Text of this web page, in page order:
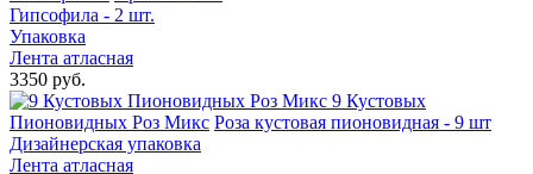
Гипсофила - 2 шт.
Упаковка
Лента атласная
3350 руб.
9 Кустовых
Пионовидных Роз Микс Роза кустовая пионовидная - 9 шт
Дизайнерская упаковка
Лента атласная